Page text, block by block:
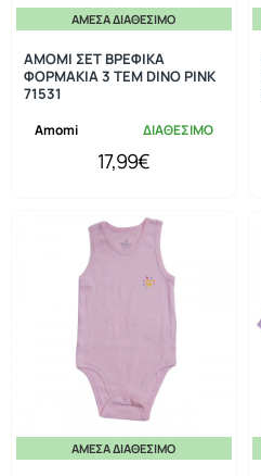
ΆΜΕΣΑ ΔΙΑΘΈΣΙΜΟ
Amomi ΔΙΑΘΕΣΙΜΟ
AMOMI ΣΕΤ ΒΡΕΦΙΚΑ
ΦΟΡΜΑΚΙΑ 3 ΤΕΜ DINO PINK
71531
17,99€
ΆΜΕΣΑ ΔΙΑΘΈΣΙΜΟ